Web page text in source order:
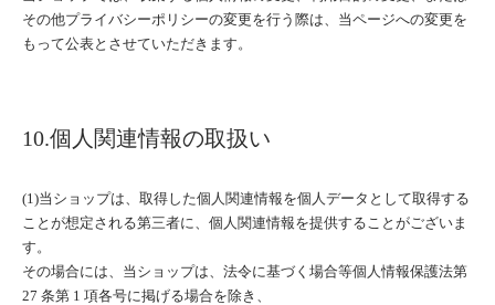
その他プライバシーポリシーの変更を行う際は、当ページへの変更を
もって公表とさせていただきます。
10.個人関連情報の取扱い
(1)当ショップは、取得した個人関連情報を個人データとして取得する
ことが想定される第三者に、個人関連情報を提供することがございま
す。
その場合には、当ショップは、法令に基づく場合等個人情報保護法第
27 条第 1 項各号に掲げる場合を除き、